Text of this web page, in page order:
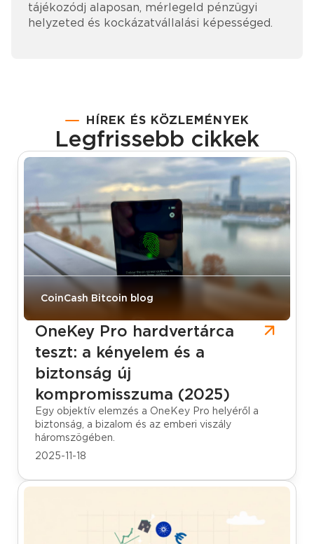
tájékozódj alaposan, mérlegeld pénzügyi
helyzeted és kockázatvállalási képességed.
HÍREK ÉS KÖZLEMÉNYEK
Legfrissebb cikkek
CoinCash Bitcoin blog
OneKey Pro hardvertárca
teszt: a kényelem és a
biztonság új
kompromisszuma (2025)
Egy objektív elemzés a OneKey Pro helyéről a
biztonság, a bizalom és az emberi viszály
háromszögében.
2025-11-18